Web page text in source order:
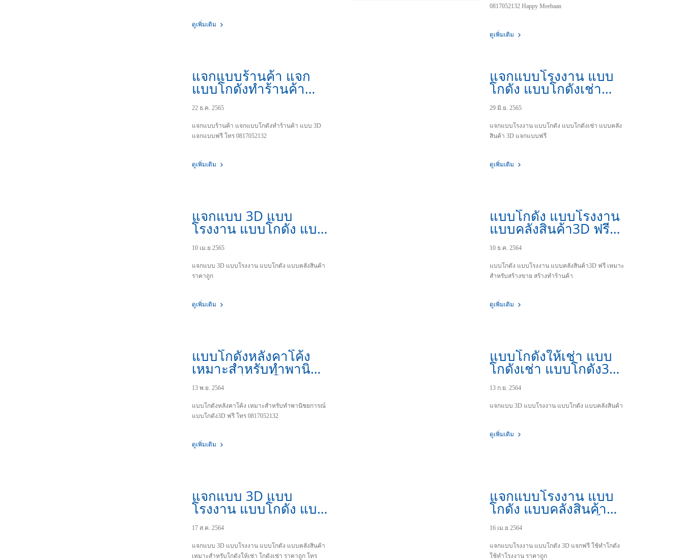
ดูเพิ่มเติม
0817052132 Happy Meebaan
ดูเพิ่มเติม
แจกแบบร้านค้า แจก
แบบโกดังทำร้านค้า
แบบ 3D แจกแบบฟรี
22 ธ.ค. 2565
แจกแบบร้านค้า แจกแบบโกดังทำร้านค้า แบบ 3D
แจกแบบฟรี โทร 0817052132
ดูเพิ่มเติม
แจกแบบโรงงาน แบบ
โกดัง แบบโกดังเช่า
แบบคลังสินค้า 3D แจก
แบบฟรี
29 มิ.ย. 2565
แจกแบบโรงงาน แบบโกดัง แบบโกดังเช่า แบบคลัง
สินค้า 3D แจกแบบฟรี
ดูเพิ่มเติม
แจกแบบ 3D แบบ
โรงงาน แบบโกดัง แบบ
คลังสินค้า
10 เม.ย 2565
แจกแบบ 3D แบบโรงงาน แบบโกดัง แบบคลังสินค้า
ราคาถูก
ดูเพิ่มเติม
แบบโกดัง แบบโรงงาน
แบบคลังสินค้า3D ฟรี
เหมาะสำหรับสร้างขาย
สร้างทำร้านค้า
10 ธ.ค. 2564
แบบโกดัง แบบโรงงาน แบบคลังสินค้า3D ฟรี เหมาะ
สำหรับสร้างขาย สร้างทำร้านค้า
ดูเพิ่มเติม
แบบโกดังหลังคาโค้ง
เหมาะสำหรับทำพานิ
ชยการณ์ แบบโกดัง3D
ฟรี
13 พ.ย. 2564
แบบโกดังหลังคาโค้ง เหมาะสำหรับทำพานิชยการณ์
แบบโกดัง3D ฟรี โทร 0817052132
ดูเพิ่มเติม
แบบโกดังให้เช่า แบบ
โกดังเช่า แบบโกดัง3D
ฟรี
13 ก.ย. 2564
แจกแบบ 3D แบบโรงงาน แบบโกดัง แบบคลังสินค้า
ดูเพิ่มเติม
แจกแบบ 3D แบบ
โรงงาน แบบโกดัง แบบ
คลังสินค้า เหมาะ
สำหรับโกดังให้เช่า
โกดังเช่า ราคาถูก
17 ส.ค. 2564
แจกแบบ 3D แบบโรงงาน แบบโกดัง แบบคลังสินค้า
เหมาะสำหรับโกดังให้เช่า โกดังเช่า ราคาถูก โทร
แจกแบบโรงงาน แบบ
โกดัง แบบคลังสินค้า
3D แจกฟรี ขนาดเล็ก
16 เม.ย 2564
แจกแบบโรงงาน แบบโกดัง 3D แจกฟรี ใช้ทำโกดัง
ใช้ทำโรงงาน ราคาถูก